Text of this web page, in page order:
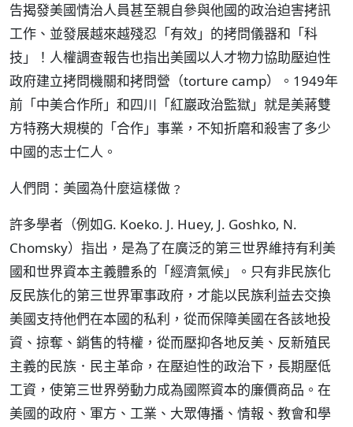
告揭發美國情治人員甚至親自參與他國的政治迫害拷訊
工作、並發展越來越殘忍「有效」的拷問儀器和「科
技」！人權調查報告也指出美國以人才物力協助壓迫性
政府建立拷問機關和拷問營（torture camp）。1949年
前「中美合作所」和四川「紅巖政治監獄」就是美蔣雙
方特務大規模的「合作」事業，不知折磨和殺害了多少
中國的志士仁人。
人們問：美國為什麼這樣做﹖
許多學者（例如G. Koeko. J. Huey, J. Goshko, N.
Chomsky）指出，是為了在廣泛的第三世界維持有利美
國和世界資本主義體系的「經濟氣候」。只有非民族化
反民族化的第三世界軍事政府，才能以民族利益去交換
美國支持他們在本國的私利，從而保障美國在各該地投
資、掠奪、銷售的特權，從而壓抑各地反美、反新殖民
主義的民族．民主革命，在壓迫性的政治下，長期壓低
工資，使第三世界勞動力成為國際資本的廉價商品。在
美國的政府、軍方、工業、大眾傳播、情報、教會和學